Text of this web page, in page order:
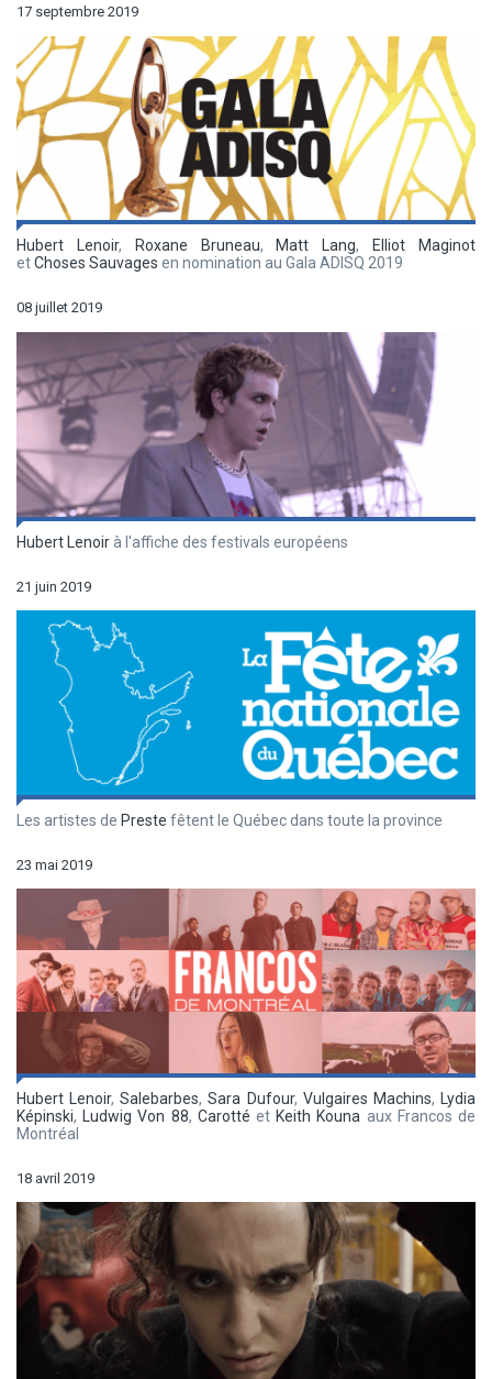
17 septembre 2019
Hubert Lenoir, Roxane Bruneau, Matt Lang,
Elliot Maginot
etChoses Sauvages en nomination au Gala ADISQ 2019
08 juillet 2019
Hubert Lenoir à l'affiche des festivals européens
21 juin 2019
Les artistes de Preste fêtent le Québec dans toute la province
23 mai 2019
Hubert Lenoir,Salebarbes,Sara Dufour, Vulgaires Machins,
Lydia
Képinski, Ludwig Von 88, Carotté et Keith Kouna aux Francos de
Montréal
18 avril 2019